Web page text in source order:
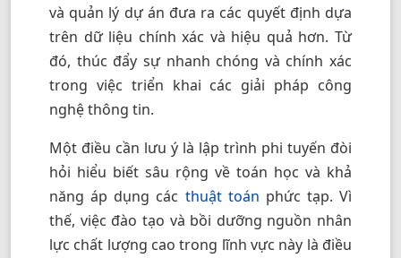
và quản lý dự án đưa ra các quyết định dựa
trên dữ liệu chính xác và hiệu quả hơn. Từ
đó, thúc đẩy sự nhanh chóng và chính xác
trong việc triển khai các giải pháp công
nghệ thông tin.
Một điều cần lưu ý là lập trình phi tuyến đòi
hỏi hiểu biết sâu rộng về toán học và khả
năng áp dụng các thuật toán phức tạp. Vì
thế, việc đào tạo và bồi dưỡng nguồn nhân
lực chất lượng cao trong lĩnh vực này là điều